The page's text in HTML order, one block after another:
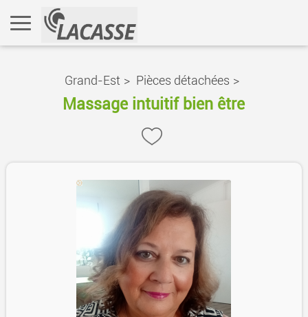
Grand-Est > Pièces détachées >
Massage intuitif bien être